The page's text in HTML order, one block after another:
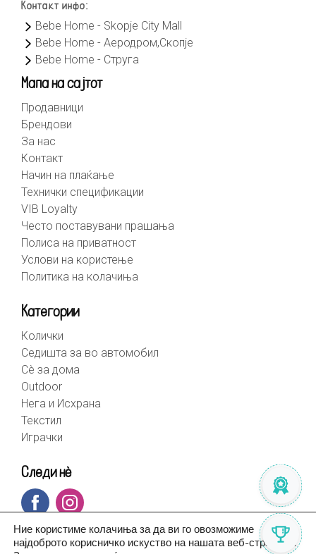
Контакт инфо:
Bebe Home - Skopje City Mall
Bebe Home - Аеродром,Скопје
Bebe Home - Струга
Мапа на сајтот
Продавници
Брендови
За нас
Контакт
Начин на плаќање
Технички спецификации
VIB Loyalty
Често поставувани прашања
Полиса на приватност
Услови на користење
Политика на колачиња
Категории
Колички
Седишта за во автомобил
Сè за дома
Outdoor
Нега и Исхрана
Текстил
Играчки
Следи нè
Ние користиме колачиња за да ви го овозможиме
најдоброто корисничко искуство на нашата веб-страница.